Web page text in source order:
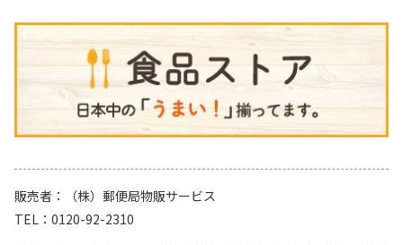
販売者
（株）郵便局物販サービス
TEL
0120-92-2310